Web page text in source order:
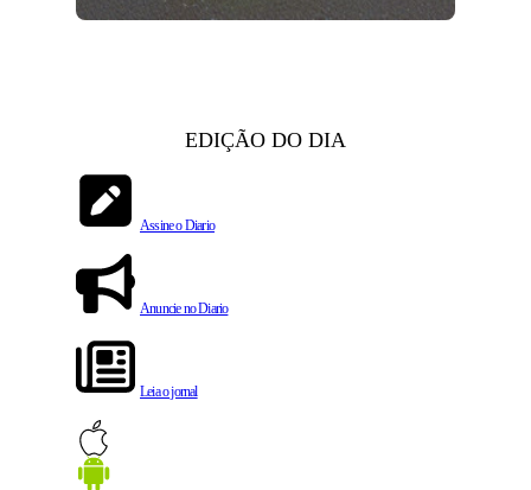
EDIÇÃO DO DIA
Assine o Diario
Anuncie no Diario
Leia o jornal